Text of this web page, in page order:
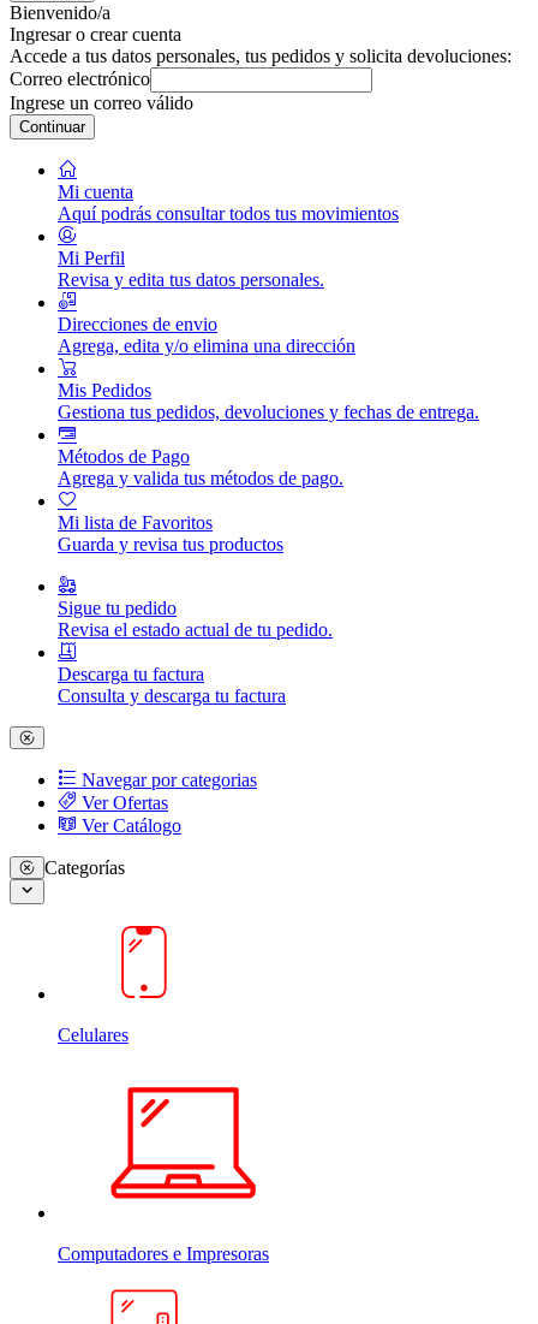
Bienvenido/a
Ingresar o crear cuenta
Accede a tus datos personales, tus pedidos y solicita devoluciones:
Correo electrónico
Ingrese un correo válido
Continuar
Mi cuenta
Aquí podrás consultar todos tus movimientos
Mi Perfil
Revisa y edita tus datos personales.
Direcciones de envio
Agrega, edita y/o elimina una dirección
Mis Pedidos
Gestiona tus pedidos, devoluciones y fechas de entrega.
Métodos de Pago
Agrega y valida tus métodos de pago.
Mi lista de Favoritos
Guarda y revisa tus productos
Sigue tu pedido
Revisa el estado actual de tu pedido.
Descarga tu factura
Consulta y descarga tu factura
Navegar por categorias
Ver Ofertas
Ver Catálogo
Categorías
Celulares
Computadores e Impresoras